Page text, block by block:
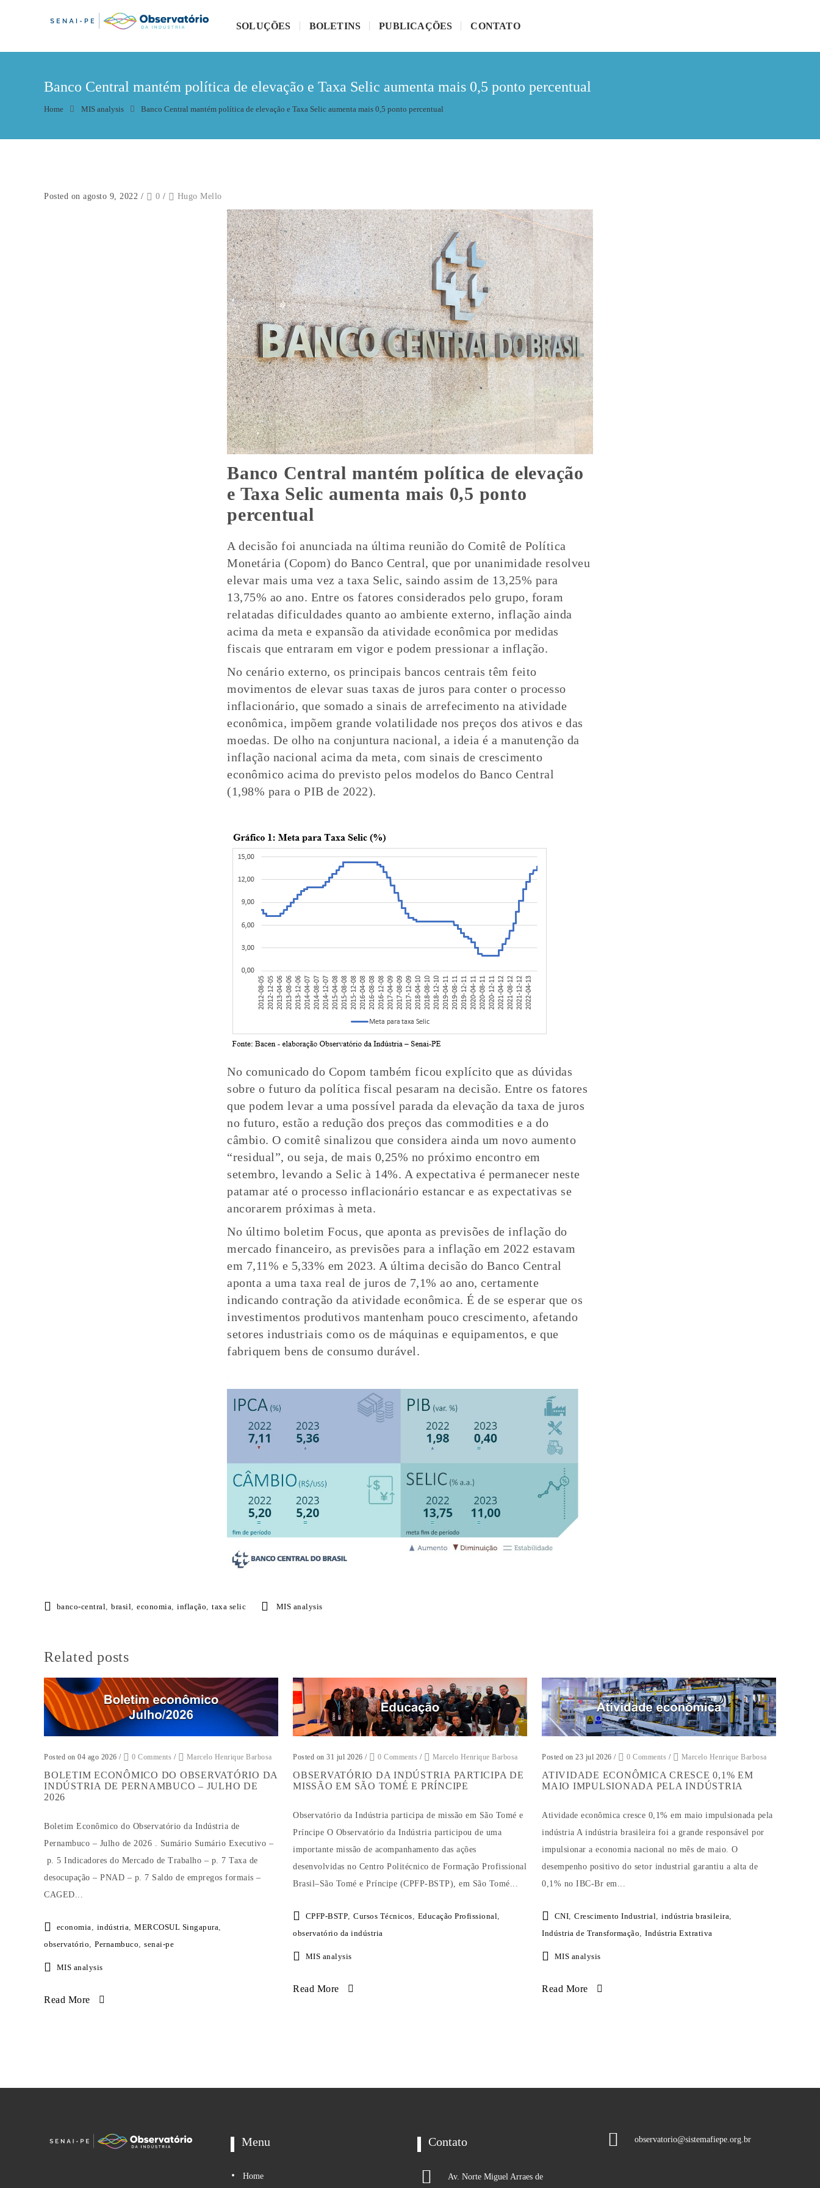
SOLUÇÕES BOLETINS PUBLICAÇÕES CONTATO
Banco Central mantém política de elevação e Taxa Selic aumenta mais 0,5 ponto percentual
Home MIS analysis Banco Central mantém política de elevação e Taxa Selic aumenta mais 0,5 ponto percentual
Posted on agosto 9, 2022 / 0 / Hugo Mello
Banco Central mantém política de elevação
e Taxa Selic aumenta mais 0,5 ponto
percentual
A decisão foi anunciada na última reunião do Comitê de Política
Monetária (Copom) do Banco Central, que por unanimidade resolveu
elevar mais uma vez a taxa Selic, saindo assim de 13,25% para
13,75% ao ano. Entre os fatores considerados pelo grupo, foram
relatadas dificuldades quanto ao ambiente externo, inflação ainda
acima da meta e expansão da atividade econômica por medidas
fiscais que entraram em vigor e podem pressionar a inflação.
No cenário externo, os principais bancos centrais têm feito
movimentos de elevar suas taxas de juros para conter o processo
inflacionário, que somado a sinais de arrefecimento na atividade
econômica, impõem grande volatilidade nos preços dos ativos e das
moedas. De olho na conjuntura nacional, a ideia é a manutenção da
inflação nacional acima da meta, com sinais de crescimento
econômico acima do previsto pelos modelos do Banco Central
(1,98% para o PIB de 2022).
No comunicado do Copom também ficou explícito que as dúvidas
sobre o futuro da política fiscal pesaram na decisão. Entre os fatores
que podem levar a uma possível parada da elevação da taxa de juros
no futuro, estão a redução dos preços das commodities e a do
câmbio. O comitê sinalizou que considera ainda um novo aumento
“residual”, ou seja, de mais 0,25% no próximo encontro em
setembro, levando a Selic à 14%. A expectativa é permanecer neste
patamar até o processo inflacionário estancar e as expectativas se
ancorarem próximas à meta.
No último boletim Focus, que aponta as previsões de inflação do
mercado financeiro, as previsões para a inflação em 2022 estavam
em 7,11% e 5,33% em 2023. A última decisão do Banco Central
aponta a uma taxa real de juros de 7,1% ao ano, certamente
indicando contração da atividade econômica. É de se esperar que os
investimentos produtivos mantenham pouco crescimento, afetando
setores industriais como os de máquinas e equipamentos, e que
fabriquem bens de consumo durável.
banco-central, brasil, economia, inflação, taxa selic MIS analysis
Related posts
Posted on 04 ago 2026 / 0 Comments / Marcelo Henrique Barbosa
BOLETIM ECONÔMICO DO OBSERVATÓRIO DA
INDÚSTRIA DE PERNAMBUCO – JULHO DE
2026
Boletim Econômico do Observatório da Indústria de
Pernambuco – Julho de 2026 . Sumário Sumário Executivo –
p. 5 Indicadores do Mercado de Trabalho – p. 7 Taxa de
desocupação – PNAD – p. 7 Saldo de empregos formais –
CAGED...
economia, indústria, MERCOSUL Singapura,
observatório, Pernambuco, senai-pe
MIS analysis
Read More
Posted on 31 jul 2026 / 0 Comments / Marcelo Henrique Barbosa
OBSERVATÓRIO DA INDÚSTRIA PARTICIPA DE
MISSÃO EM SÃO TOMÉ E PRÍNCIPE
Observatório da Indústria participa de missão em São Tomé e
Príncipe O Observatório da Indústria participou de uma
importante missão de acompanhamento das ações
desenvolvidas no Centro Politécnico de Formação Profissional
Brasil–São Tomé e Príncipe (CPFP-BSTP), em São Tomé...
CPFP-BSTP, Cursos Técnicos, Educação Profissional,
observatório da indústria
MIS analysis
Read More
Posted on 23 jul 2026 / 0 Comments / Marcelo Henrique Barbosa
ATIVIDADE ECONÔMICA CRESCE 0,1% EM
MAIO IMPULSIONADA PELA INDÚSTRIA
Atividade econômica cresce 0,1% em maio impulsionada pela
indústria A indústria brasileira foi a grande responsável por
impulsionar a economia nacional no mês de maio. O
desempenho positivo do setor industrial garantiu a alta de
0,1% no IBC-Br em...
CNI, Crescimento Industrial, indústria brasileira,
Indústria de Transformação, Indústria Extrativa
MIS analysis
Read More
Menu
Home
Contato
Av. Norte Miguel Arraes de
observatorio@sistemafiepe.org.br